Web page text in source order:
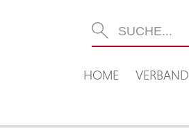
HOME VERBAND